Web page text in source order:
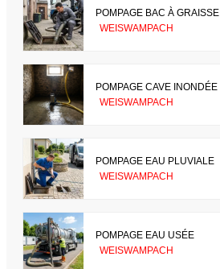
POMPAGE BAC À GRAISSE
WEISWAMPACH
POMPAGE CAVE INONDÉE
WEISWAMPACH
POMPAGE EAU PLUVIALE
WEISWAMPACH
POMPAGE EAU USÉE
WEISWAMPACH